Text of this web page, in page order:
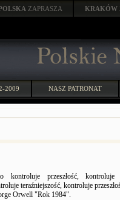
ZAPRASZA KRAKÓW
2009 NASZ PATRONAT
kontroluje przeszłość, kontroluje
teraźniejszość, kontroluje
Orwell "Rok 1984".